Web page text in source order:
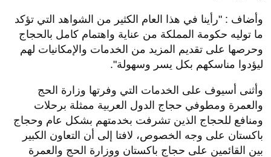
وأضاف : "رأينا في هذا العام الكثير من الشواهد التي تؤكد
ما توليه حكومة المملكة من عناية واهتمام كامل بالحجاج
وحرصها على تقديم المزيد من الخدمات والإمكانيات لهم
ليؤدوا مناسكهم بكل يسر وسهولة".
وأثنى أسيوف على الخدمات التي وفرتها وزارة الحج
والعمرة ومطوفي حجاج الدول العربية ممثلة برحلات
ومنافع للحجاج الذين تشرفت بخدمتهم بشكل عام وحجاج
باكستان على وجه الخصوص، لافتا إلى أن التعاون الكبير
بين القائمين على حجاج باكستان ووزارة الحج والعمرة